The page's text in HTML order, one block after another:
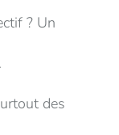
? Un
des